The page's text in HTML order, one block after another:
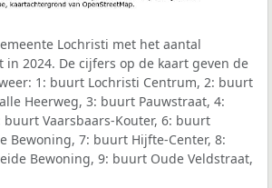
Lochristi met het aantal
2024. De cijfers op de kaart geven de
1: buurt Lochristi Centrum, 2: buurt
Heerweg, 3: buurt Pauwstraat, 4:
Vaarsbaars-Kouter, 6: buurt
Bewoning, 7: buurt Hijfte-Center, 8:
Bewoning, 9: buurt Oude Veldstraat,